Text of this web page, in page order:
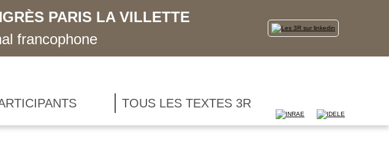
PARIS LA VILLETTE
francophone
TOUS LES TEXTES 3R